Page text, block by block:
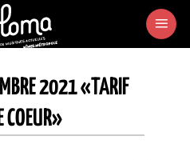
2021 «TARIF
COEUR»